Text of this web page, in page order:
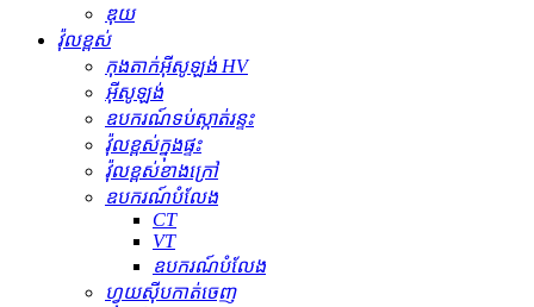
ឌុយ
វ៉ុលខ្ពស់
កុងតាក់​អ៊ីសូឡង់ HV
អ៊ីសូឡង់
ឧបករណ៍​ទប់ស្កាត់​រន្ទះ
វ៉ុលខ្ពស់ក្នុងផ្ទះ
វ៉ុលខ្ពស់ខាងក្រៅ
ឧបករណ៍បំលែង
CT
VT
ឧបករណ៍បំលែង
ហ្វុយស៊ីបកាត់ចេញ